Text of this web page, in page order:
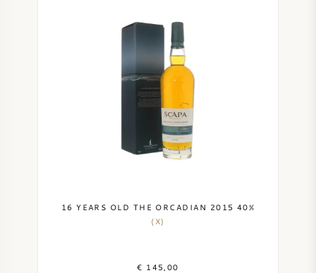
16 YEARS OLD THE ORCADIAN 2015 40%
(X)
€ 145,00